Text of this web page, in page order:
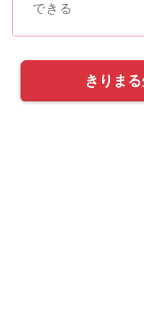
できる
きりま